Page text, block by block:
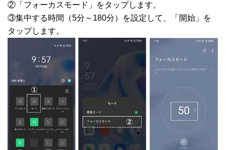
②「フォーカスモード」をタップします。
③集中する時間（5分～180分）を設定して、「開始」を
タップします。